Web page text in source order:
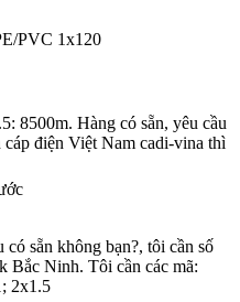
PVC 1x120
8500m. Hàng có sẵn, yêu cầu
điện Việt Nam cadi-vina thì
sẵn không bạn?, tôi cần số
Bắc Ninh. Tôi cần các mã:
2x1.5